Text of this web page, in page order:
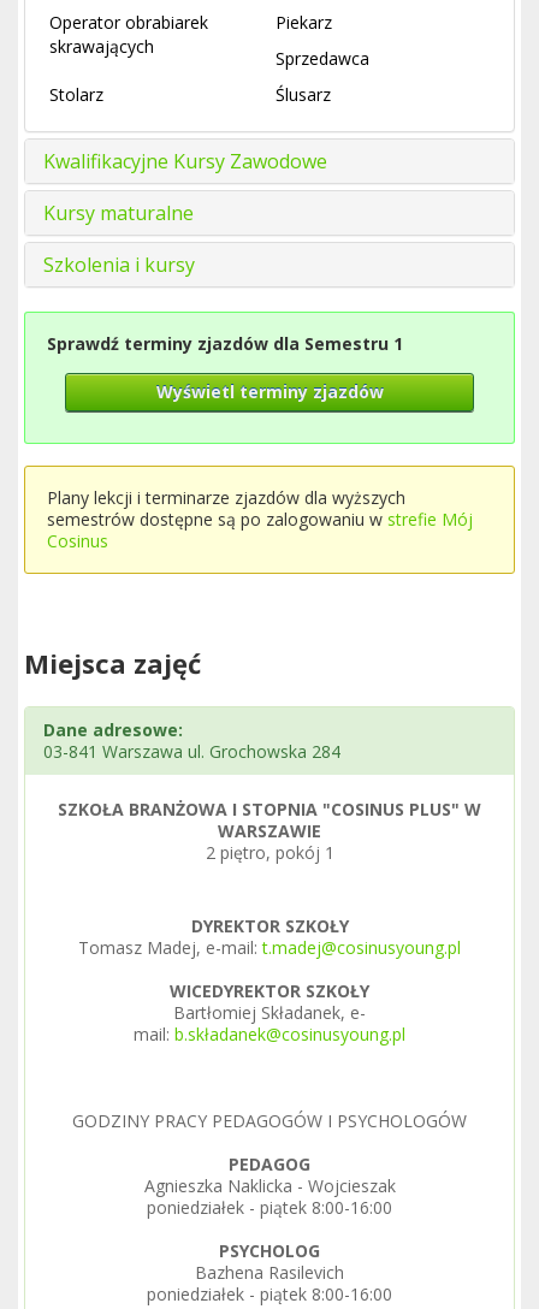
Operator obrabiarek
skrawających
Piekarz
Sprzedawca
Stolarz
Ślusarz
Kwalifikacyjne Kursy Zawodowe
Kursy maturalne
Szkolenia i kursy
Sprawdź terminy zjazdów dla Semestru 1
Wyświetl terminy zjazdów
Plany lekcji i terminarze zjazdów dla wyższych
semestrów dostępne są po zalogowaniu w strefie Mój
Cosinus
Miejsca zajęć
Dane adresowe:
03-841 Warszawa ul. Grochowska 284
SZKOŁA BRANŻOWA I STOPNIA "COSINUS PLUS" W
WARSZAWIE
2 piętro, pokój 1
DYREKTOR SZKOŁY
Tomasz Madej, e-mail:t.madej@cosinusyoung.pl
WICEDYREKTOR SZKOŁY
Bartłomiej Składanek, e-
mail: b.składanek@cosinusyoung.pl
GODZINY PRACY PEDAGOGÓW I PSYCHOLOGÓW
PEDAGOG
Agnieszka Naklicka - Wojcieszak
poniedziałek - piątek 8:00-16:00
PSYCHOLOG
Bazhena Rasilevich
poniedziałek - piątek 8:00-16:00